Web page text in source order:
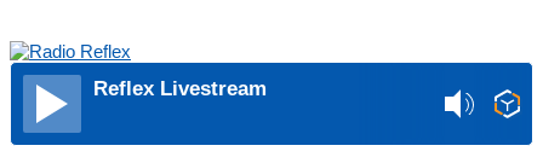
Reflex Livestream